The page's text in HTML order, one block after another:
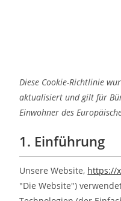
Diese Cookie-Richtlinie
aktualisiert und gilt für
Einwohner des
1. Einführung
Unsere Website, https://
"Die Website")